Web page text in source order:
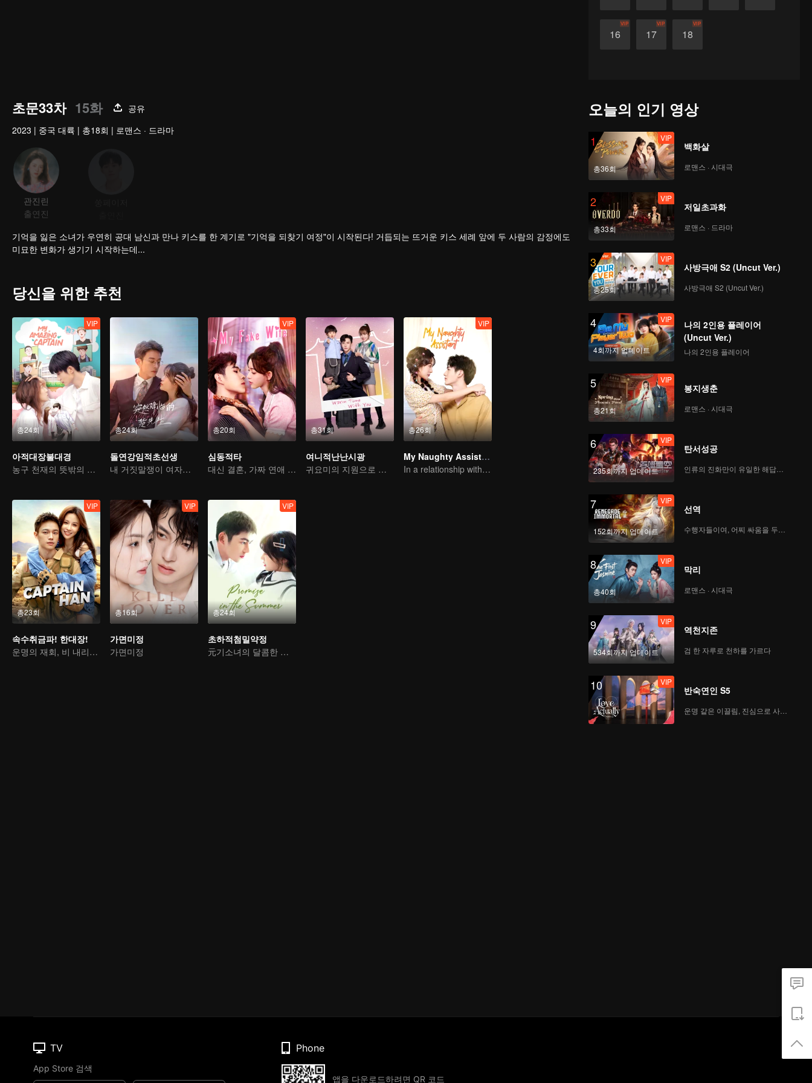
16
VIP
17
VIP
18
VIP
초문33차 15화
공유
2023 | 중국 대륙 | 총18회 | 로맨스 · 드라마
관진린
출연진
기억을 잃은 소녀가 우연히 공대 남신과 만나 키스를 한 계기로 "기억을 되찾기 여정"이 시작된다! 거듭되는 뜨거운 키스 세례 앞에 두 사람의 감정에도
미묘한 변화가 생기기 시작하는데...
당신을 위한 추천
총24회
VIP
아적대장불대경
농구 천재의 뜻밖의 성전환과 진정한 사랑 찾기
총24회
돌연강임적초선생
내 거짓말쟁이 여자친구
총20회
VIP
심동적타
대신 결혼, 가짜 연애 진짜 사랑
총31회
여니적난난시광
귀요미의 지원으로 가짜 부부에서 진짜 로맨스로
총26회
VIP
My Naughty Assistant
In a relationship with an idol
총23회
VIP
속수취금파! 한대장!
운명의 재회, 비 내리는 숲속의 사랑
총16회
VIP
가면미정
가면미정
총24회
VIP
초하적첨밀약정
元기소녀의 달콤한 악마 공략
오늘의 인기 영상
1
총36회
VIP
백화살
로맨스 · 시대극
2
총33회
VIP
저일초과화
로맨스 · 드라마
3
총25회
VIP
사방극애 S2 (Uncut Ver.)
사방극애 S2 (Uncut Ver.)
4
4회까지 업데이트
VIP
나의 2인용 플레이어
(Uncut Ver.)
나의 2인용 플레이어
5
총21회
VIP
봉지생춘
로맨스 · 시대극
6
235회까지 업데이트
VIP
탄서성공
인류의 진화만이 유일한 해답이다
7
152회까지 업데이트
VIP
선역
8
총40회
VIP
막리
로맨스 · 시대극
9
534회까지 업데이트
VIP
역천지존
검 한 자루로 천하를 가르다
10 VIP
반숙연인 S5
운명 같은 이끌림, 진심으로 사랑하다
TV
App Store 검색
Phone
앱을 다운로드하려면 QR 코드